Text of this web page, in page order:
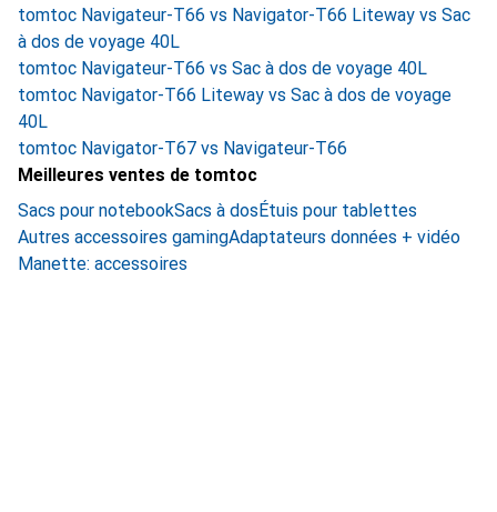
tomtoc Navigateur-T66 vs Navigator-T66 Liteway vs Sac
à dos de voyage 40L
tomtoc Navigateur-T66 vs Sac à dos de voyage 40L
tomtoc Navigator-T66 Liteway vs Sac à dos de voyage
40L
tomtoc Navigator-T67 vs Navigateur-T66
Meilleures ventes de tomtoc
Sacs pour notebookSacs à dosÉtuis pour tablettes
Autres accessoires gamingAdaptateurs données + vidéo
Manette: accessoires